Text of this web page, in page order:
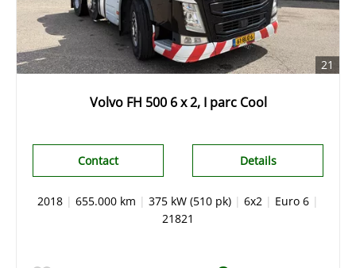
21
Volvo FH 500 6 x 2, I parc Cool
Details
Contact
2018 | 655.000 km | 375 kW (510 pk) | 6x2 | Euro 6 |
21821